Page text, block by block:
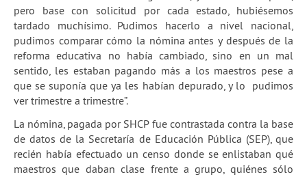
pero base con solicitud por cada estado, hubiésemos
tardado muchísimo. Pudimos hacerlo a nivel nacional,
pudimos comparar cómo la nómina antes y después de la
reforma educativa no había cambiado, sino en un mal
sentido, les estaban pagando más a los maestros pese a
que se suponía que ya les habían depurado, y lo pudimos
ver trimestre a trimestre”.
La nómina, pagada por SHCP fue contrastada contra la base
de datos de la Secretaría de Educación Pública (SEP), que
recién había efectuado un censo donde se enlistaban qué
maestros que daban clase frente a grupo, quiénes sólo